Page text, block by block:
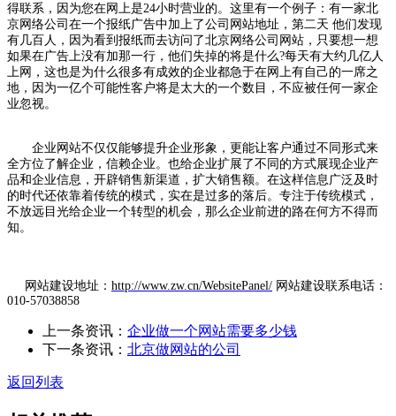
得联系，因为您在网上是24小时营业的。这里有一个例子：有一家北
京网络公司在一个报纸广告中加上了公司网站地址，第二天 他们发现
有几百人，因为看到报纸而去访问了北京网络公司网站，只要想一想
如果在广告上没有加那一行，他们失掉的将是什么?每天有大约几亿人
上网，这也是为什么很多有成效的企业都急于在网上有自己的一席之
地，因为一亿个可能性客户将是太大的一个数目，不应被任何一家企
业忽视。
企业网站不仅仅能够提升企业形象，更能让客户通过不同形式来
全方位了解企业，信赖企业。也给企业扩展了不同的方式展现企业产
品和企业信息，开辟销售新渠道，扩大销售额。在这样信息广泛及时
的时代还依靠着传统的模式，实在是过多的落后。专注于传统模式，
不放远目光给企业一个转型的机会，那么企业前进的路在何方不得而
知。
网站建设地址： http://www.zw.cn/WebsitePanel/ 网站建设联系电话：
010-57038858
上一条资讯： 企业做一个网站需要多少钱
下一条资讯： 北京做网站的公司
返回列表